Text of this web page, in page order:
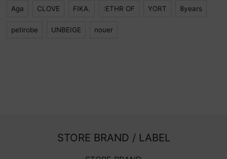
Aga CLOVE FIKA. :ETHR OF YORT 8years
petirobe UNBEIGE nouer
STORE BRAND / LABEL